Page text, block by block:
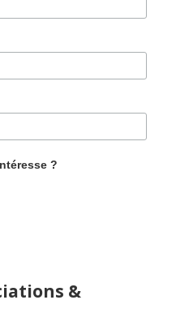
?
&